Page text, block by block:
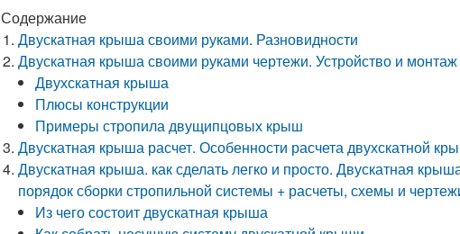
Содержание
Двускатная крыша своими руками. Разновидности
Двускатная крыша своими руками чертежи. Устройство и
Двухскатная крыша
Плюсы конструкции
Примеры стропила двущипцовых крыш
Двускатная крыша расчет. Особенности расчета двухскатной
Двускатная крыша. как сделать легко и просто. Двускатная
порядок сборки стропильной системы + расчеты, схемы и
Из чего состоит двускатная крыша